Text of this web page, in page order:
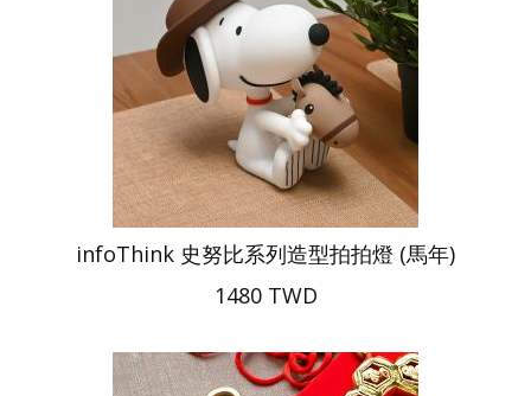
infoThink 史努比系列造型拍拍燈 (馬年)
1480 TWD